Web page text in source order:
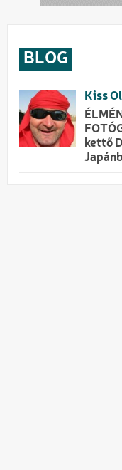
BLOG
Kiss
kettő